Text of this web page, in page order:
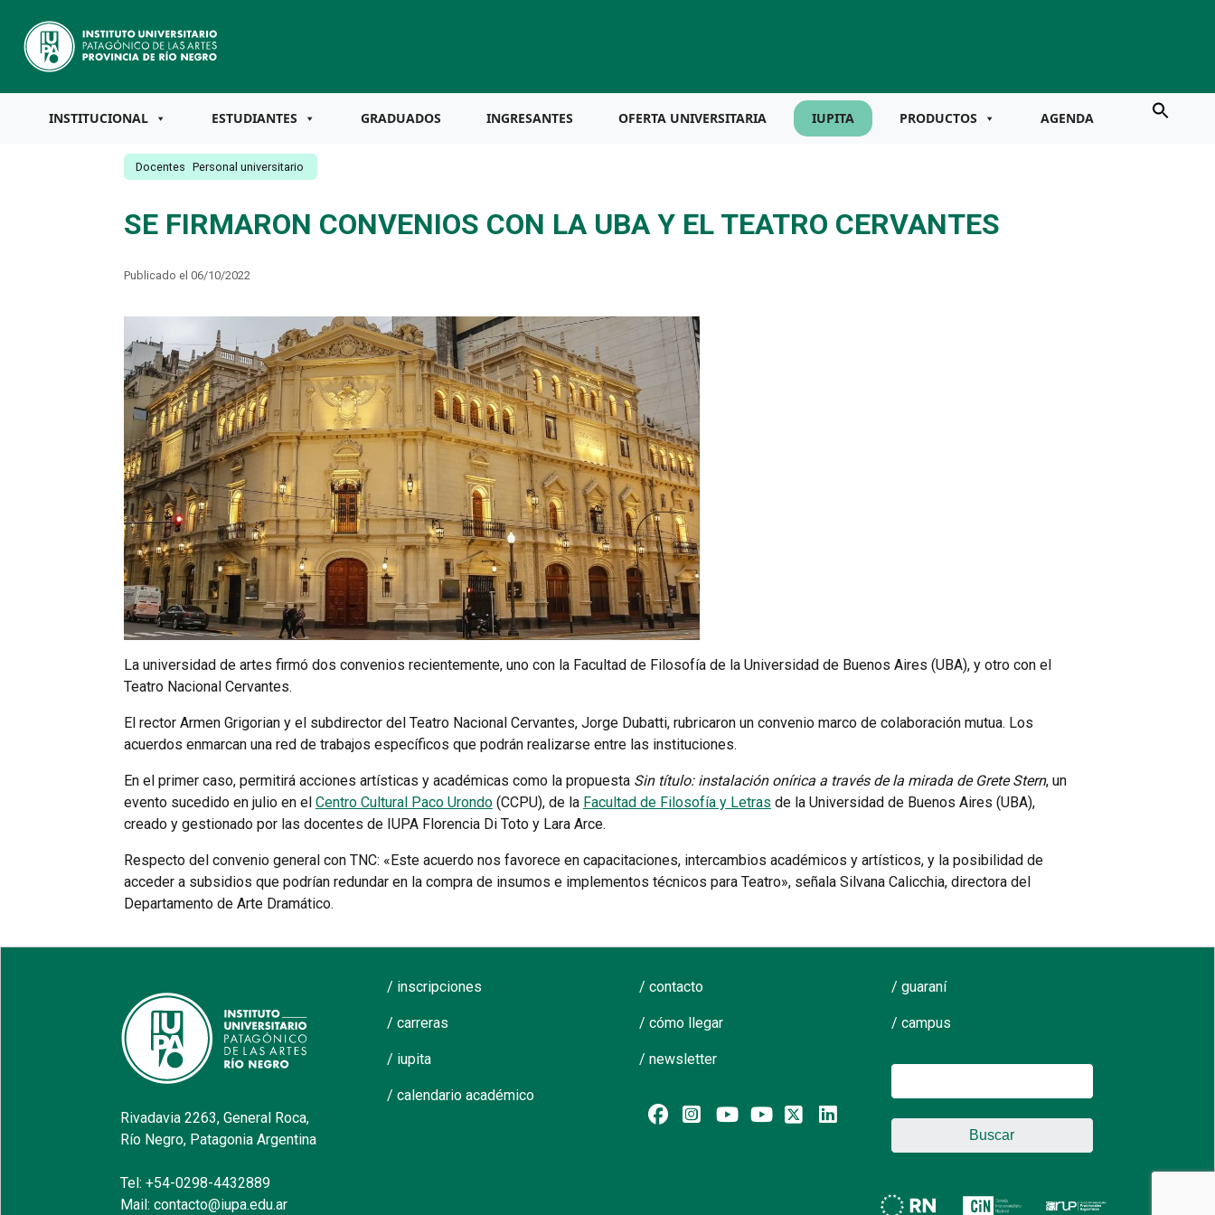
INSTITUCIONAL ESTUDIANTES GRADUADOS INGRESANTES OFERTA UNIVERSITARIA IUPITA PRODUCTOS AGENDA
Docentes Personal universitario
SE FIRMARON CONVENIOS CON LA UBA Y EL TEATRO CERVANTES
Publicado el 06/10/2022
La universidad de artes firmó dos convenios recientemente, uno con la Facultad de Filosofía de la Universidad de Buenos Aires (UBA), y otro con el
Teatro Nacional Cervantes.
El rector Armen Grigorian y el subdirector del Teatro Nacional Cervantes, Jorge Dubatti, rubricaron un convenio marco de colaboración mutua. Los
acuerdos enmarcan una red de trabajos específicos que podrán realizarse entre las instituciones.
En el primer caso, permitirá acciones artísticas y académicas como la propuesta Sin título: instalación onírica a través de la mirada de Grete Stern, un
evento sucedido en julio en el Centro Cultural Paco Urondo(CCPU), de la Facultad de Filosofía y Letras de la Universidad de Buenos Aires (UBA),
creado y gestionado por las docentes de IUPA Florencia Di Toto y Lara Arce.
Respecto del convenio general con TNC: «Este acuerdo nos favorece en capacitaciones, intercambios académicos y artísticos, y la posibilidad de
acceder a subsidios que podrían redundar en la compra de insumos e implementos técnicos para Teatro», señala Silvana Calicchia, directora del
Departamento de Arte Dramático.
Rivadavia 2263, General Roca,
Río Negro, Patagonia Argentina
Tel: +54-0298-4432889
Mail: contacto@iupa.edu.ar
/ inscripciones
/ carreras
/ iupita
/ calendario académico
/ contacto
/ cómo llegar
/ newsletter
/ guaraní
/ campus
Buscar: